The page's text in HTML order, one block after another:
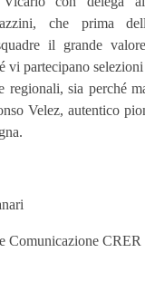
che prima
il grande
vi partecipano
regionali, sia perché
Velez, autentico
Comunicazione